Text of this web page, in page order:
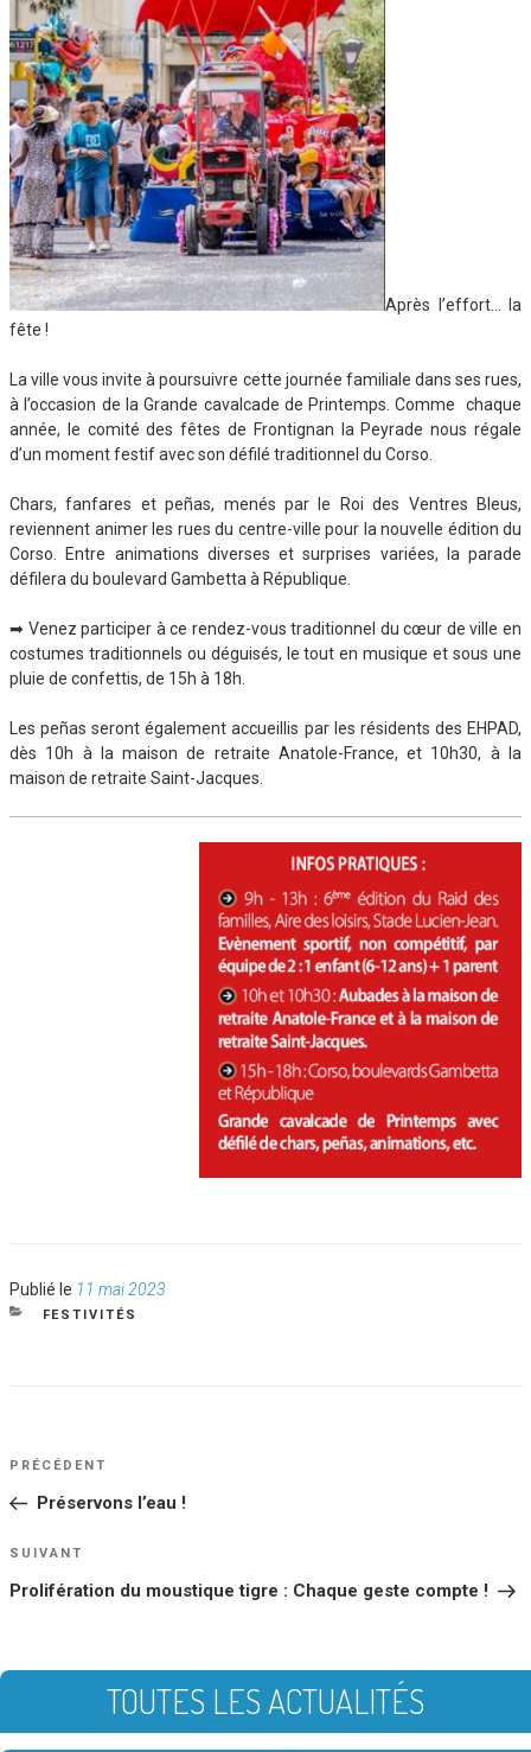
Après l’effort… la
fête !
La ville vous invite à poursuivre cette journée familiale dans ses rues,
à l’occasion de la Grande cavalcade de Printemps. Comme chaque
année, le comité des fêtes de Frontignan la Peyrade nous régale
d’un moment festif avec son défilé traditionnel du Corso.
Chars, fanfares et peñas, menés par le Roi des Ventres Bleus,
reviennent animer les rues du centre-ville pour la nouvelle édition du
Corso. Entre animations diverses et surprises variées, la parade
défilera du boulevard Gambetta à République.
➡ Venez participer à ce rendez-vous traditionnel du cœur de ville en
costumes traditionnels ou déguisés, le tout en musique et sous une
pluie de confettis, de 15h à 18h.
Les peñas seront également accueillis par les résidents des EHPAD,
dès 10h à la maison de retraite Anatole-France, et 10h30, à la
maison de retraite Saint-Jacques.
Publié le Publié
le
11 mai 2023
CATÉGORIES
FESTIVITÉS
NAVIGATION
DE
Article
PRÉCÉDENT
Préservons l’eau !
Article
SUIVANT
Prolifération du moustique tigre : Chaque geste compte !
TOUTES LES ACTUALITÉS